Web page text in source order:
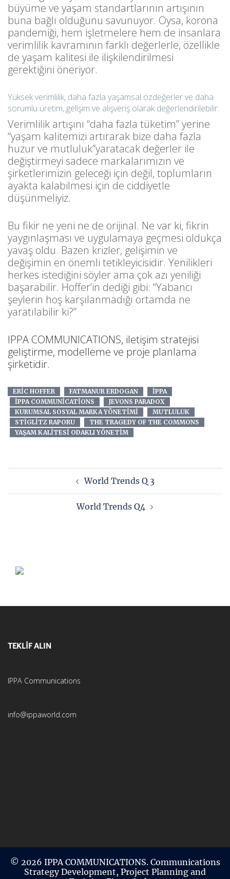
büyüme ve yaşam standartlarının artışının
buna bağlı olduğunu savunuyor. Oysa, korona
pandemiği, hem işletmelere hem de insanlara
verimlilik kavramının farklı değerlerle, özellikle
de yaşam kalitesi ile ilişkilendirilmesi
gerektiğini öneriyor.
Yüksek verimlilik, daha fazla yaşamsal özdeğerler ve daha
sorumlu üretim, gelişim ve alışveriş olarak değerlendirilebilir.
Verimlilik artışını “daha fazla tüketim” yerine
“yaşam kalitemizi artırarak bize daha fazla
huzur ve mutluluk”yaratacak değerler ile
değiştirmeyi sadece markalarımızın ve
şirketlerimizin geleceği için değil, toplumların
ayakta kalabilmesi için de ciddiyetle
düşünmeliyiz.
Bu fikir ne yeni ne de orijinal. Ne var ki, fikrin
yaygınlaşması ve uygulamaya geçmesi oldukça
yavaş oldu. Bazen krizler, gelişimin ve
değişimin en önemli tetikleyicisidir. Yenilikleri
herkes istediğini söyler ama çok azı yeniliği
başarabilir. Hoffer’in dediği gibi: “Yabancı
şeylerin hoş karşılanmadığı ortamda ne
yaratılabilir ki?”
IPPA COMMUNICATIONS, iletişim stratejisi
geliştirme, modelleme ve proje planlama
şirketidir.
ERIC HOFFER FATMANUR ERDOGAN
IPPA
IPPA COMMUNICATIONS
JEVONS PARADOX
KURUMSAL SOSYAL MARKA YÖNETIMI
MUTLULUK
STIGLITZ RAPORU
THE TRAGEDY OF THE COMMONS
YAŞAM KALITESI ODAKLI YÖNETIM
dolaşımı
World Trends Q 3
World Trends Q4
TEKLİF ALIN
IPPA Communications
info@ippaworld.com
© 2026 IPPA COMMUNICATIONS. Communications
Strategy Development, Project Planning and